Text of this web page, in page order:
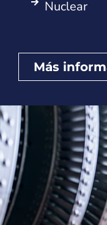
Nuclear
Más